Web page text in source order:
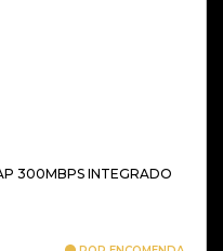
300MBPS INTEGRADO